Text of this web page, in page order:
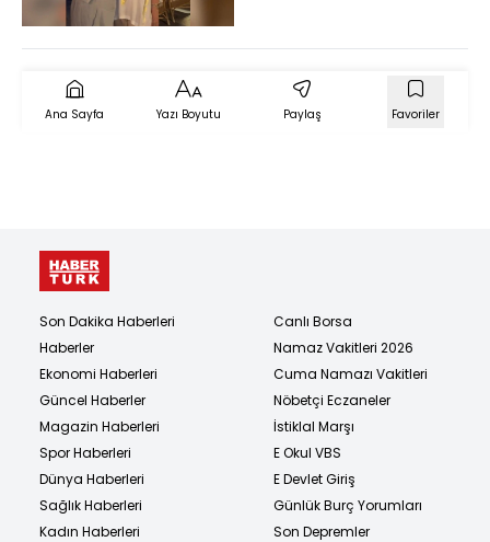
Ana Sayfa Yazı Boyutu Paylaş Favoriler
Son Dakika Haberleri
Haberler
Ekonomi Haberleri
Güncel Haberler
Magazin Haberleri
Spor Haberleri
Dünya Haberleri
Sağlık Haberleri
Kadın Haberleri
Canlı Borsa
Namaz Vakitleri 2026
Cuma Namazı Vakitleri
Nöbetçi Eczaneler
İstiklal Marşı
E Okul VBS
E Devlet Giriş
Günlük Burç Yorumları
Son Depremler